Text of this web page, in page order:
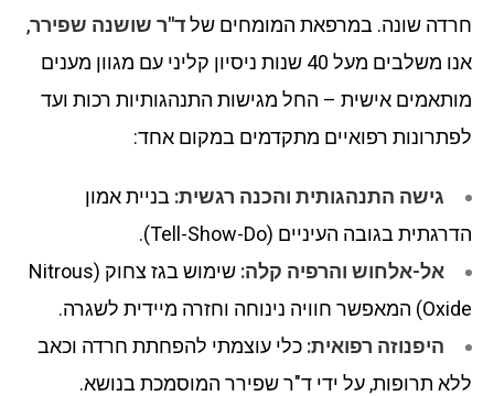
חרדה שונה. במרפאת המומחים שלד"ר שושנה שפירר,
אנו משלבים מעל 40 שנות ניסיון קליני עם מגוון מענים
מותאמים אישית – החל מגישות התנהגותיות רכות ועד
לפתרונות רפואיים מתקדמים במקום אחד:
גישה התנהגותית והכנה רגשית: בניית אמון
הדרגתית בגובה העיניים (Tell-Show-Do).
אל-אלחוש והרפיה קלה:
שימוש בגז צחוק (Nitrous
Oxide) המאפשר חוויה נינוחה וחזרה מיידית לשגרה.
היפנוזה רפואית: כלי עוצמתי להפחתת חרדה וכאב
ללא תרופות, על ידי ד"ר שפירר המוסמכת בנושא.